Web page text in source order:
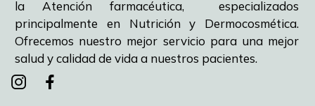
la Atención farmacéutica, especializados
principalmente en Nutrición y Dermocosmética.
Ofrecemos nuestro mejor servicio para una mejor
salud y calidad de vida a nuestros pacientes.